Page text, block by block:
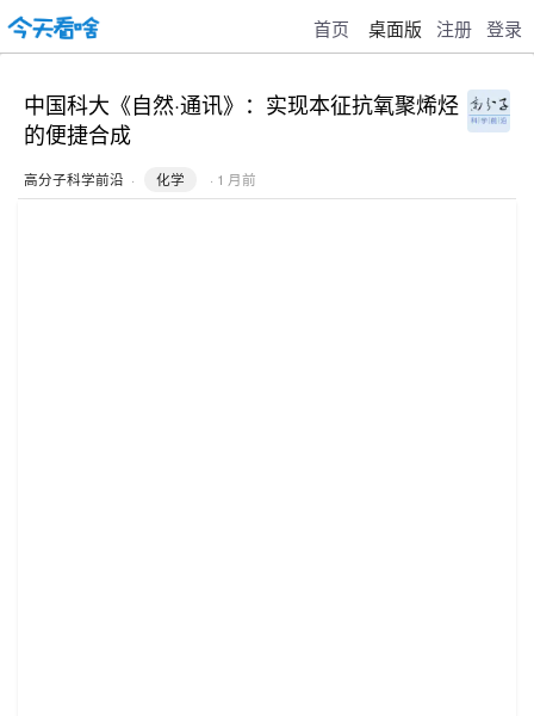
首页 桌面版 注册 登录
中国科大《自然·通讯》：实现本征抗氧聚烯烃
的便捷合成
高分子科学前沿 · 化学 · 1 月前